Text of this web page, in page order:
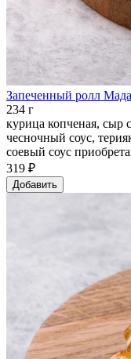
Запеченный ролл
234 г
курица копченая, сыр
чесночный соус,
соевый соус
319 ₽
Добавить